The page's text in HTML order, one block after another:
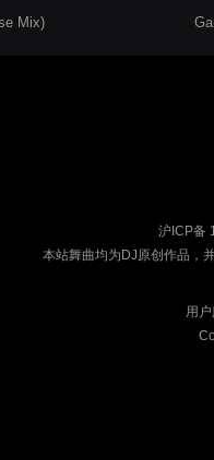
Mix)
沪ICP备
本站舞曲均为DJ原创作品，
用